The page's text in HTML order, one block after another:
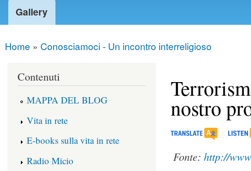
Gallery
You are here
Home » Conosciamoci - Un incontro interreligioso
nostro
Fonte: http://
Contenuti
MAPPA DEL BLOG
Vita in rete
E-books sulla vita in rete
Radio Micio